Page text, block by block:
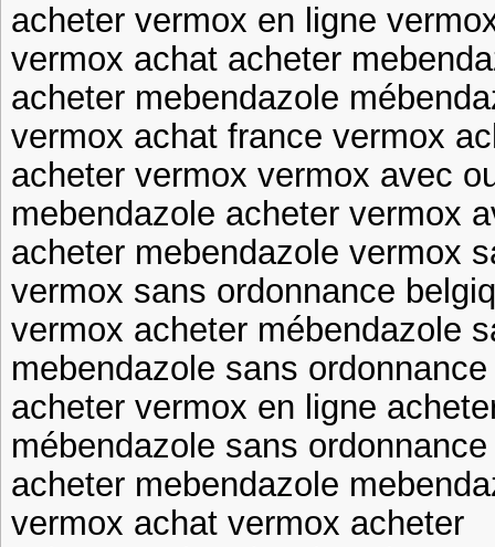
acheter vermox en ligne
vermox achat acheter
acheter mebendazole
vermox achat france vermox
acheter vermox vermox avec
mebendazole acheter vermox
acheter mebendazole vermox
vermox sans ordonnance
vermox acheter mébendazole
mebendazole sans
acheter vermox en ligne
mébendazole sans
acheter mebendazole
vermox achat vermox acheter